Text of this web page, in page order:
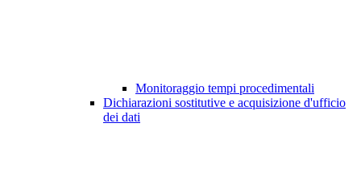
Monitoraggio tempi procedimentali
Dichiarazioni sostitutive e acquisizione d'ufficio
dei dati